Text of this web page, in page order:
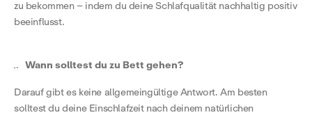
zu bekommen – indem du deine Schlafqualität nachhaltig positiv
beeinflusst.
Wann solltest du zu Bett gehen?
Darauf gibt es keine allgemeingültige Antwort. Am besten
solltest du deine Einschlafzeit nach deinem natürlichen